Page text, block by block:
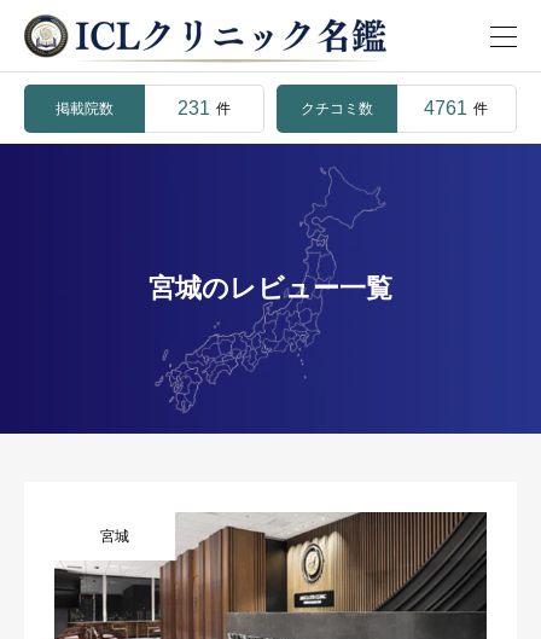
掲載院数 231 件 クチコミ数 4761 件
宮城のレビュー一覧
宮城